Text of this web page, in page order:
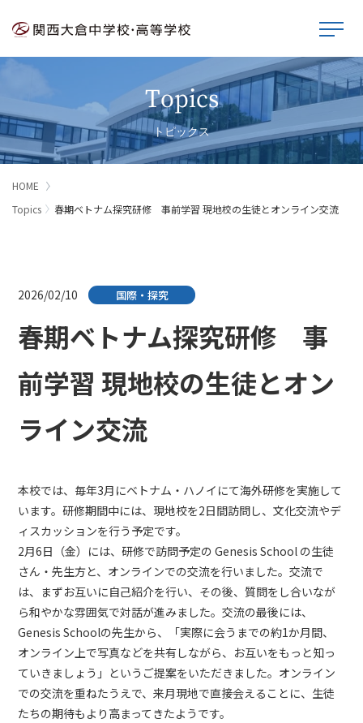
Topics
トピックス
HOME
Topics
春期ベトナム探究研修 事前学習 現地校の生徒とオンライン交流
2026/02/10 国際・探究
春期ベトナム探究研修 事
前学習 現地校の生徒とオン
ライン交流
本校では、毎年3月にベトナム・ハノイにて海外研修を実施して
います。研修期間中には、現地校を2日間訪問し、文化交流やデ
ィスカッションを行う予定です。
2月6日（金）には、研修で訪問予定の Genesis School の生徒
さん・先生方と、オンラインでの交流を行いました。交流で
は、まずお互いに自己紹介を行い、その後、質問をし合いなが
ら和やかな雰囲気で対話が進みました。交流の最後には、
Genesis Schoolの先生から、「実際に会うまでの約1か月間、
オンライン上で写真などを共有しながら、お互いをもっと知っ
ていきましょう」というご提案をいただきました。オンライン
での交流を重ねたうえで、来月現地で直接会えることに、生徒
たちの期待もより高まってきたようです。